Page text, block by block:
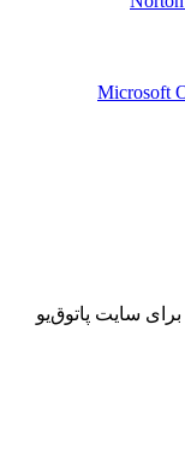
برای سایت پاتوق‌یو